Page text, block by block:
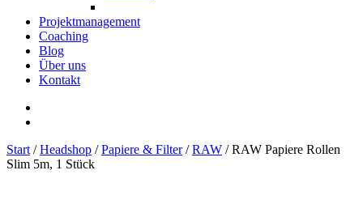
Projektmanagement
Coaching
Blog
Über uns
Kontakt
Start /Headshop /Papiere & Filter/RAW / RAW Papiere Rollen
Slim 5m, 1 Stück